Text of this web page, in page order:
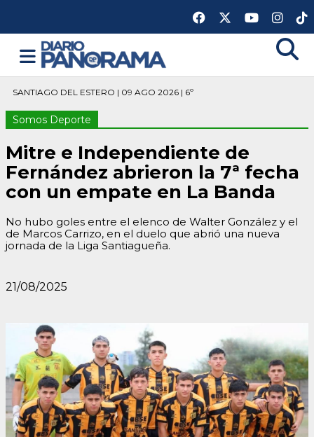
SANTIAGO DEL ESTERO | 09 AGO 2026 | 6º
Somos Deporte
Mitre e Independiente de
Fernández abrieron la 7ª fecha
con un empate en La Banda
No hubo goles entre el elenco de Walter González y el
de Marcos Carrizo, en el duelo que abrió una nueva
jornada de la Liga Santiagueña.
21/08/2025